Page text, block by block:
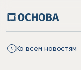
Ко всем новостям